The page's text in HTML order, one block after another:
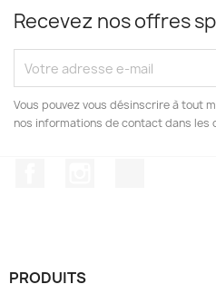
Recevez nos offres
Vous pouvez vous désinscrire à tout
nos informations de contact dans
PRODUITS